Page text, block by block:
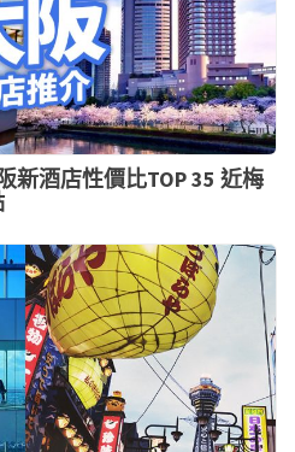
新酒店性價比TOP 35 近梅